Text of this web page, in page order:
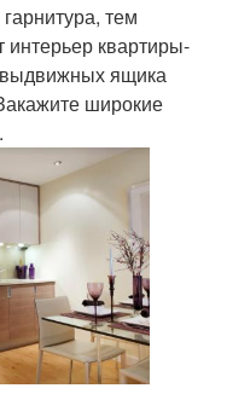
тем
интерьер квартиры-
выдвижных ящика
широкие